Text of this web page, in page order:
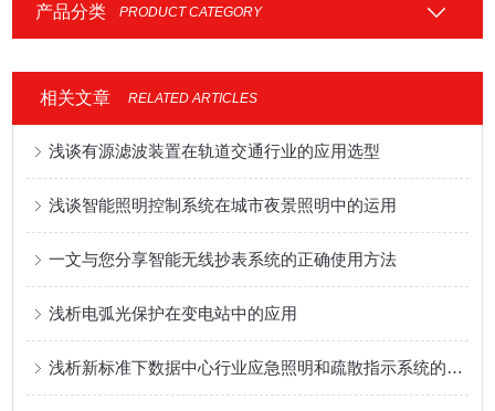
产品分类 PRODUCT CATEGORY
相关文章 RELATED ARTICLES
浅谈有源滤波装置在轨道交通行业的应用选型
浅谈智能照明控制系统在城市夜景照明中的运用
一文与您分享智能无线抄表系统的正确使用方法
浅析电弧光保护在变电站中的应用
浅析新标准下数据中心行业应急照明和疏散指示系统的设计与产品选型